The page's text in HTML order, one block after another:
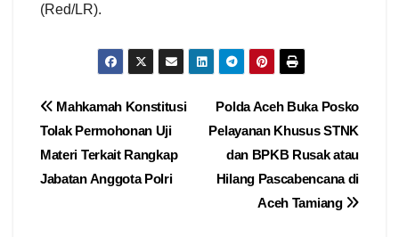
(Red/LR).
Navigasi
pos
Polda Aceh Buka Posko
Pelayanan Khusus STNK
dan BPKB Rusak atau
Hilang Pascabencana di
Aceh Tamiang
Mahkamah Konstitusi
Tolak Permohonan Uji
Materi Terkait Rangkap
Jabatan Anggota Polri